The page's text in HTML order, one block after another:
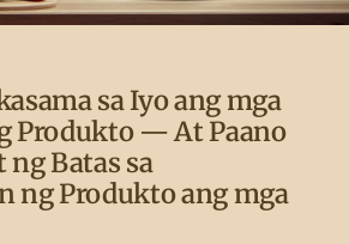
sa Iyo ang mga
Produkto — At Paano
ng Batas sa
ng Produkto ang mga